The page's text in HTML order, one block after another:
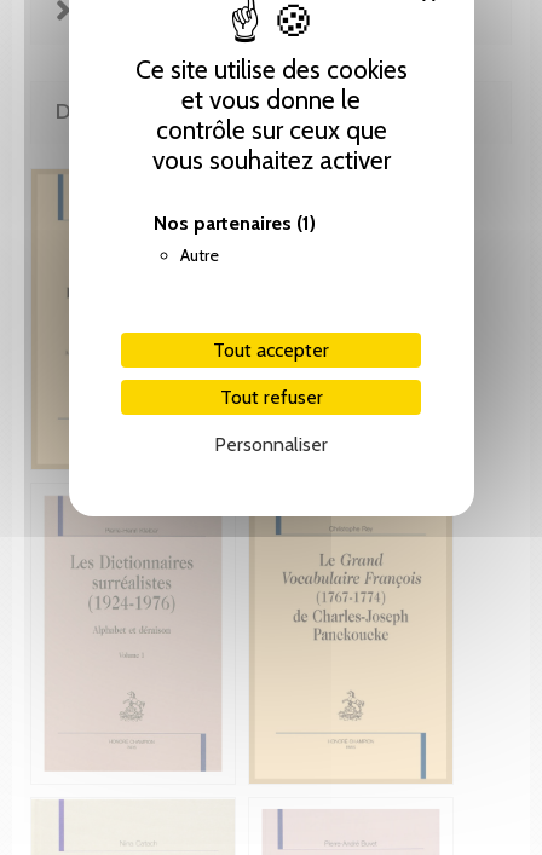
Ce site utilise des cookies
et vous donne le
contrôle sur ceux que
vous souhaitez activer
Nos partenaires (1)
Autre
Tout accepter
Tout refuser
Personnaliser
FICHE TECHNIQUE
DE LA MÊME COLLECTION